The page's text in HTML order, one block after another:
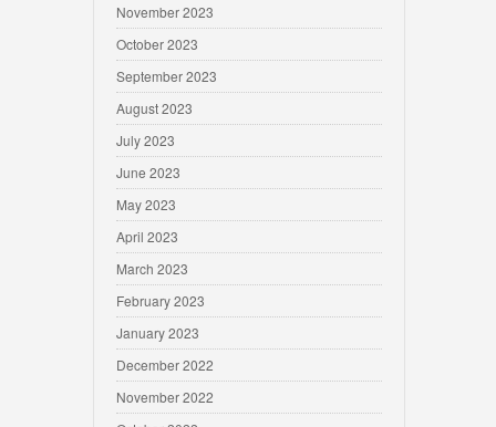
November 2023
October 2023
September 2023
August 2023
July 2023
June 2023
May 2023
April 2023
March 2023
February 2023
January 2023
December 2022
November 2022